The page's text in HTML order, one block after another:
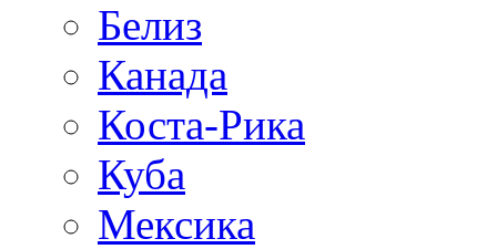
Белиз
Канада
Коста-Рика
Куба
Мексика